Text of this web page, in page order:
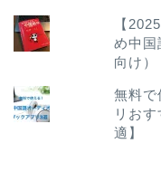
【
め中国
向け）
無料で
リお
適】